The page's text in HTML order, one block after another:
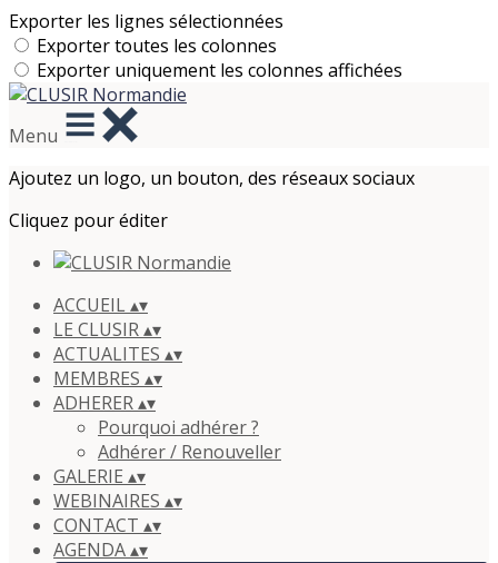
Exporter les lignes sélectionnées
Exporter toutes les colonnes
Exporter uniquement les colonnes affichées
Menu
Ajoutez un logo, un bouton, des réseaux sociaux
Cliquez pour éditer
ACCUEIL▴▾
LE CLUSIR▴▾
ACTUALITES ▴▾
MEMBRES ▴▾
ADHERER▴▾
Pourquoi adhérer ?
Adhérer / Renouveller
GALERIE ▴▾
WEBINAIRES ▴▾
CONTACT ▴▾
AGENDA▴▾